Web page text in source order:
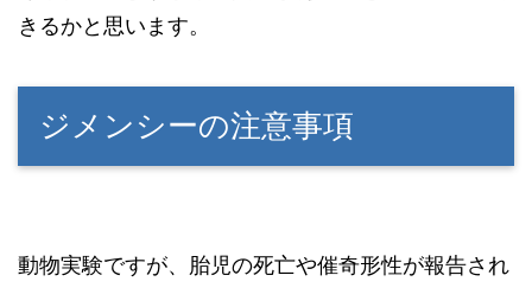
きるかと思います。
ジメンシーの注意事項
動物実験ですが、胎児の死亡や催奇形性が報告され